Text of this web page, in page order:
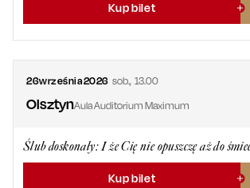
Kup bilet
26września2026 sob., 13.00
OlsztynAula Auditorium Maximum
Ślub doskonały: I że Cię nie opuszczę aż do
Kup bilet